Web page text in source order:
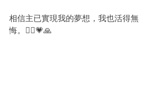
相信主已實現我的夢想，我也活得無
悔。🙇‍♀️💗🙏